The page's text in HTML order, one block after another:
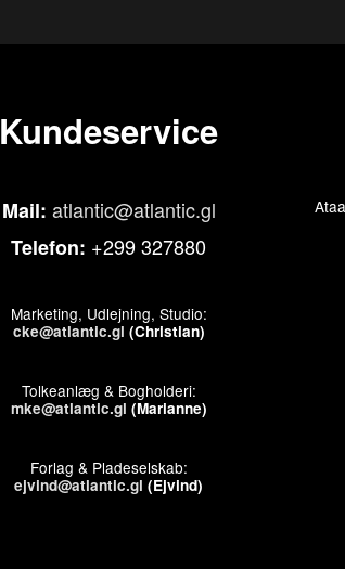
Kundeservice
Mail: atlantic@atlantic.gl
Telefon: +299 327880
Marketing, Udlejning, Studio:
cke@atlantic.gl (Christian)
Tolkeanlæg & Bogholderi:
mke@atlantic.gl (Marianne)
Forlag & Pladeselskab:
ejvind@atlantic.gl (Ejvind)